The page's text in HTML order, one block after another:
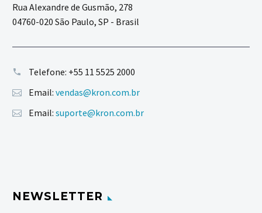
Rua Alexandre de Gusmão, 278
04760-020 São Paulo, SP - Brasil
Telefone: +55 11 5525 2000
Email: vendas@kron.com.br
Email: suporte@kron.com.br
NEWSLETTER